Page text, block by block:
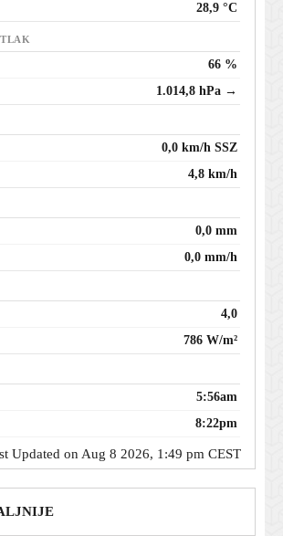
28,9 °C
TLAK
66 %
1.014,8 hPa →
0,0 km/h SSZ
4,8 km/h
0,0 mm
0,0 mm/h
4,0
786 W/m²
5:56am
8:22pm
Updated on Aug 8 2026, 1:49 pm CEST